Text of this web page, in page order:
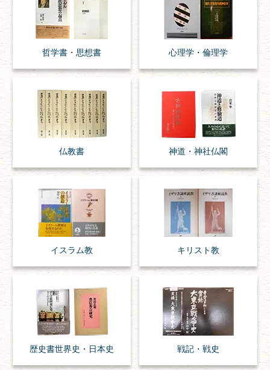
哲学書・思想書 心理学・倫理学
仏教書 神道・神社仏閣
イスラム教 キリスト教
歴史書世界史・ 日本史 戦記・戦史